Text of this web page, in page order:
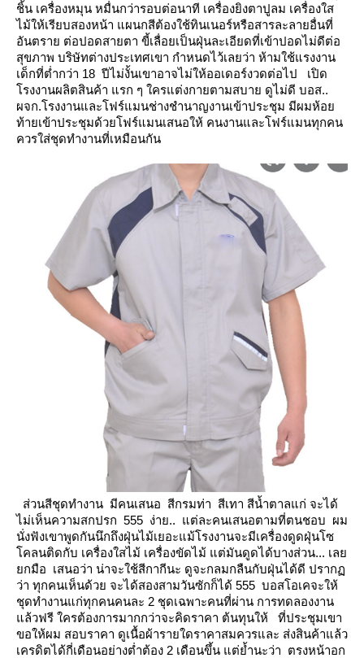
ชิ้น เครื่องหมุน หมื่นกว่ารอบต่อนาที เครื่องยิงตาปูลม เครื่องใส
ไม้ให้เรียบสองหน้า แผนกสีต้องใช้ทินเนอร์หรือสารละลายอื่นที่
อันตรา ต่อปอดสายตา ขี้เลื่อยเป็นฝุ่นละเอียดที่เข้าปอดไม่ดีต่อ
สุขภาพ บริษัทต่างประเทศเขา กำหนดไว้เลยว่า ห้ามใช้แรงงาน
เด็กที่ต่ำกว่า 18 ปีไม่งั้นเขาอาจไม่ให้ออเดอร์งวดต่อไป
เปิด
รงงานผลิตสินค้า แรก ๆ ใครแต่งกายตามสบาย ดูไม่ดี บอส..
ผจก.โรงงานและโฟร์แมนช่างชำนาญงานเข้าประชุม มีผมห้อ
ท้ายเข้าประชุมด้วยโฟร์แมนเสนอให้ คนงานและโฟร์แมนทุกคน
ควรใส่ชุดทำงานที่เหมือนกัน
ส่วนสีชุดทำงาน มีคนเสนอ สีกรมท่า สีเทา สีน้ำตาลแก่ จะได้
ไม่เห็นความสกปรก 555 ง่าย.. แต่ละคนเสนอตามที่ตนชอบ ผม
นั่งฟังเขาพูดกันนึกถึงฝุ่นไม้เยอะแม้โรงงานจะมีเครื่องดูดฝุ่นโซ
คลนติดกับ เครื่องใสไม้ เครื่องขัดไม้ ต่มันดูดได้บางส่วน... เล
กมือ เสนอว่า น่าจะใช้สีกากีนะ ดูจะกลมกลืนกับฝุ่นได้ดี ปราก
ว่า ทุกคนเห็นด้วย จะได้สองสามวันซักก็ได้ 555 บอสโอเคจะให้
ชุดทำงานแก่ทุกคนคนละ 2 ชุดเฉพาะคนที่ผ่าน การทดลองงาน
ล้วฟรี ใครต้องการมากกว่าจะคิดราคา ต้นทุนให้
ที่ประชุมเขา
ขอให้ผม สอบราคา ดูเนื้อผ้ารายใดราคาสมควรและ ส่งสินค้าแล้ว
เครดิตได้กี่เดือนอย่างต่ำต้อง 2 เดือนขึ้น ต่ย้ำนะว่า ตรงหน้าอก